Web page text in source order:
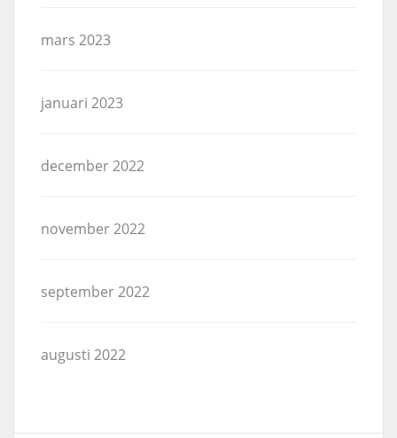
mars 2023
januari 2023
december 2022
november 2022
september 2022
augusti 2022